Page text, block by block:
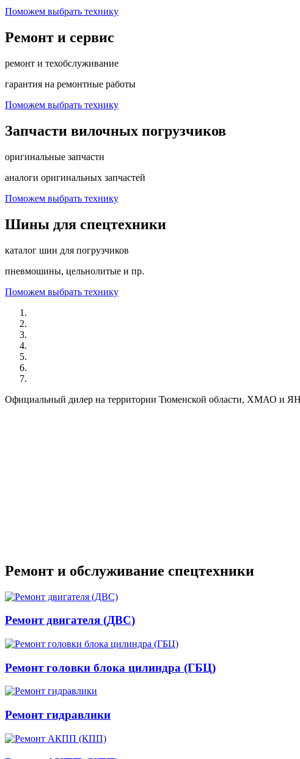
Поможем выбрать технику
Ремонт и сервис
ремонт и техобслуживание
гарантия на ремонтные работы
Поможем выбрать технику
Запчасти вилочных погрузчиков
оригинальные запчасти
аналоги оригинальных запчастей
Поможем выбрать технику
Шины для спецтехники
каталог шин для погрузчиков
пневмошины, цельнолитые и пр.
Поможем выбрать технику
Официальный дилер на территории Тюменской области, ХМАО и
Ремонт и обслуживание спецтехники
Ремонт двигателя (ДВС)
Ремонт головки блока цилиндра (ГБЦ)
Ремонт гидравлики